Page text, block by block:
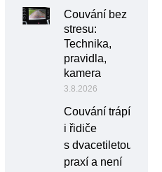
Couvání bez
stresu:
Technika,
pravidla,
kamera
3.8.2026
Couvání trápí
i řidiče
s dvacetiletou
praxí a není